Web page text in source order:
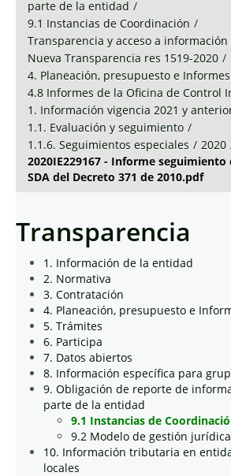
parte de la entidad /
9.1 Instancias de Coordinación /
Transparencia y acceso a
Nueva Transparencia res 1519-2020 /
4. Planeación, presupuesto e Informes
4.8 Informes de la Oficina de Control
1. Información vigencia 2021 y
1.1. Evaluación y seguimiento /
1.1.6. Seguimientos especiales / 2020
2020IE229167 - Informe
SDA del Decreto 371 de 2010.pdf
Transparencia
1. Información de la entidad
2. Normativa
3. Contratación
4. Planeación, presupuesto e
5. Trámites
6. Participa
7. Datos abiertos
8. Información específica para
9. Obligación de reporte de
parte de la entidad
9.1 Instancias de
9.2 Modelo de gestión
10. Información tributaria en
locales